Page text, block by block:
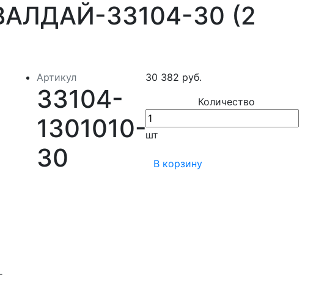
33104-30 (2
Артикул
33104-
1301010-
30
30 382 руб.
Количество
шт
В корзину